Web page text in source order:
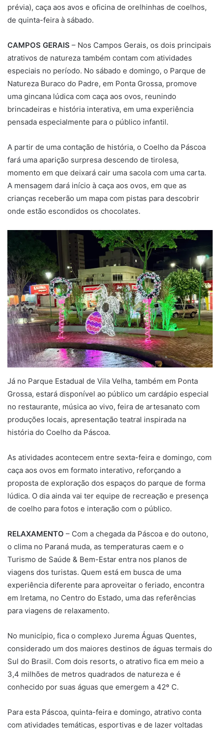
prévia), caça aos avos e oficina de orelhinhas de coelhos,
de quinta-feira à sábado.
CAMPOS GERAIS – Nos Campos Gerais, os dois principais
atrativos de natureza também contam com atividades
especiais no período. No sábado e domingo, o Parque de
Natureza Buraco do Padre, em Ponta Grossa, promove
uma gincana lúdica com caça aos ovos, reunindo
brincadeiras e história interativa, em uma experiência
pensada especialmente para o público infantil.
A partir de uma contação de história, o Coelho da Páscoa
fará uma aparição surpresa descendo de tirolesa,
momento em que deixará cair uma sacola com uma carta.
A mensagem dará início à caça aos ovos, em que as
crianças receberão um mapa com pistas para descobrir
onde estão escondidos os chocolates.
Já no Parque Estadual de Vila Velha, também em Ponta
Grossa, estará disponível ao público um cardápio especial
no restaurante, música ao vivo, feira de artesanato com
produções locais, apresentação teatral inspirada na
história do Coelho da Páscoa.
As atividades acontecem entre sexta-feira e domingo, com
caça aos ovos em formato interativo, reforçando a
proposta de exploração dos espaços do parque de forma
lúdica. O dia ainda vai ter equipe de recreação e presença
de coelho para fotos e interação com o público.
RELAXAMENTO – Com a chegada da Páscoa e do outono,
o clima no Paraná muda, as temperaturas caem e o
Turismo de Saúde & Bem-Estar entra nos planos de
viagens dos turistas. Quem está em busca de uma
experiência diferente para aproveitar o feriado, encontra
em Iretama, no Centro do Estado, uma das referências
para viagens de relaxamento.
No município, fica o complexo Jurema Águas Quentes,
considerado um dos maiores destinos de águas termais do
Sul do Brasil. Com dois resorts, o atrativo fica em meio a
3,4 milhões de metros quadrados de natureza e é
conhecido por suas águas que emergem a 42º C.
Para esta Páscoa, quinta-feira e domingo, atrativo conta
com atividades temáticas, esportivas e de lazer voltadas